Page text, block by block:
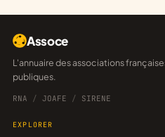
Assoce
L'annuaire des associations françaises, construit sur les données
publiques.
RNA / JOAFE / SIRENE
EXPLORER